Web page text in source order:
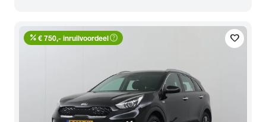
favorite
percent € 750,- inruilvoordeelhelp_outline